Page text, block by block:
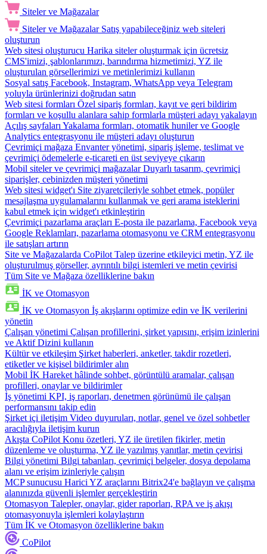
Siteler ve Mağazalar
Siteler ve Mağazalar Satış yapabileceğiniz web siteleri
oluşturun
Web sitesi oluşturucu Harika siteler oluşturmak için ücretsiz
CMS'imizi, şablonlarımızı, barındırma hizmetimizi, YZ ile
oluşturulan görsellerimizi ve metinlerimizi kullanın
Sosyal satış Facebook, Instagram, WhatsApp veya Telegram
yoluyla ürünlerinizi doğrudan satın
Web sitesi formları Özel sipariş formları, kayıt ve geri bildirim
formları ve koşullu alanlara sahip formlarla müşteri adayı yakalayın
Açılış sayfaları Yakalama formları, otomatik huniler ve Google
Analytics entegrasyonu ile müşteri adayı oluşturun
Çevrimiçi mağaza Envanter yönetimi, sipariş işleme, teslimat ve
çevrimiçi ödemelerle e-ticareti en üst seviyeye çıkarın
Mobil siteler ve çevrimiçi mağazalar Duyarlı tasarım, çevrimiçi
siparişler, cebinizden müşteri yönetimi
Web sitesi widget'ı Site ziyaretçileriyle sohbet etmek, popüler
mesajlaşma uygulamalarını kullanmak ve geri arama isteklerini
kabul etmek için widget'ı etkinleştirin
Çevrimiçi pazarlama araçları E-posta ile pazarlama, Facebook veya
Google Reklamları, pazarlama otomasyonu ve CRM entegrasyonu
ile satışları artırın
Site ve Mağazalarda CoPilot Talep üzerine etkileyici metin, YZ ile
oluşturulmuş görseller, ayrıntılı bilgi istemleri ve metin çevirisi
Tüm Site ve Mağaza özelliklerine bakın
İK ve Otomasyon
İK ve Otomasyon İş akışlarını optimize edin ve İK verilerini
yönetin
Çalışan yönetimi Çalışan profillerini, şirket yapısını, erişim izinlerini
ve Aktif Dizini kullanın
Kültür ve etkileşim Şirket haberleri, anketler, takdir rozetleri,
etiketler ve kişisel bildirimler alın
Mobil İK Hareket hâlinde sohbet, görüntülü aramalar, çalışan
profilleri, onaylar ve bildirimler
İş yönetimi KPI, iş raporları, denetmen görünümü ile çalışan
performansını takip edin
Şirket içi iletişim Video duyuruları, notlar, genel ve özel sohbetler
aracılığıyla iletişim kurun
Akışta CoPilot Konu özetleri, YZ ile üretilen fikirler, metin
düzenleme ve oluşturma, YZ ile yazılmış yanıtlar, metin çevirisi
Bilgi yönetimi Bilgi tabanları, çevrimiçi belgeler, dosya depolama
alanı ve erişim izinleriyle çalışın
MCP sunucusu Harici YZ araçlarını Bitrix24'e bağlayın ve çalışma
alanınızda güvenli işlemler gerçekleştirin
Otomasyon Talepler, onaylar, gider raporları, RPA ve iş akışı
otomasyonuyla işlemleri kolaylaştırın
Tüm İK ve Otomasyon özelliklerine bakın
CoPilot